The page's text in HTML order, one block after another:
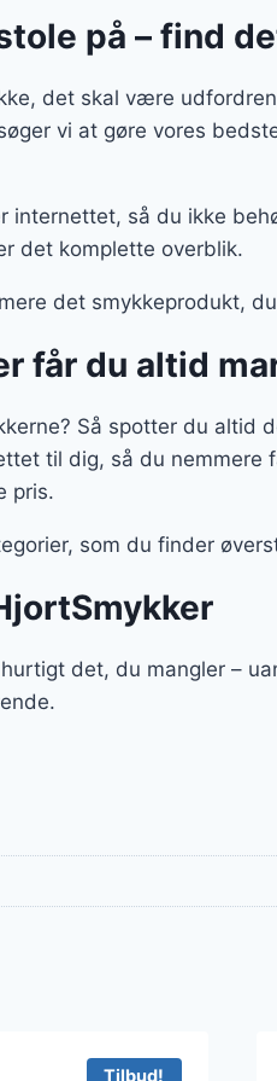
på – find
det skal være
vi at gøre vores
internettet, så du ikke
det komplette overblik.
det smykkeprodukt,
får du altid
Så spotter du altid
til dig, så du nemmere
pris.
som du finder
det, du mangler –
Tilbud!